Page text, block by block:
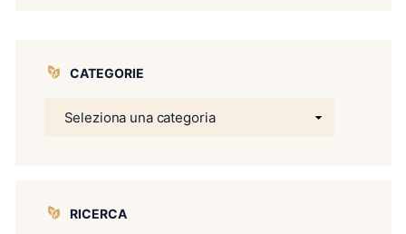
CATEGORIE
RICERCA